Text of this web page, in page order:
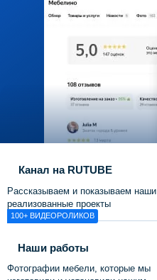
Канал на RUTUBE
Рассказываем и показываем наши
реализованные проекты
100+ ВИДЕОРОЛИКОВ
Наши работы
Фотографии мебели, которые мы